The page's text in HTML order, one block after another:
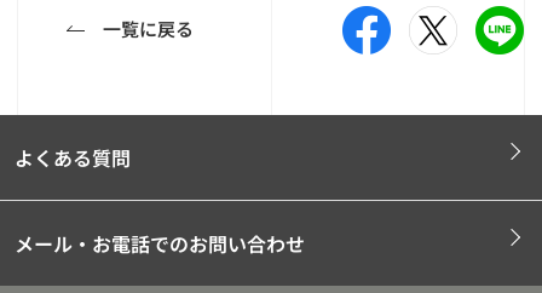
一覧に戻る
よくある質問
メール・お電話でのお問い合わせ